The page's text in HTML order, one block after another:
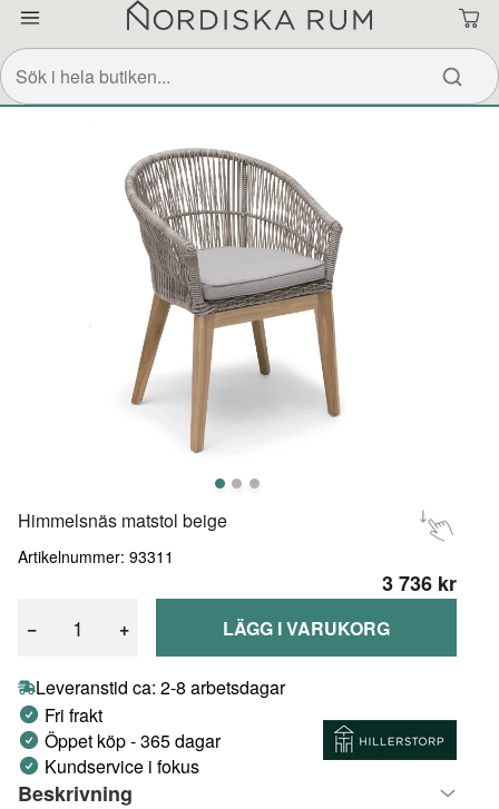
Himmelsnäs matstol beige
Artikelnummer: 93311
3 736 kr
− + LÄGG I VARUKORG
Leveranstid ca: 2-8 arbetsdagar
Fri frakt
Öppet köp - 365 dagar
Kundservice i fokus
Beskrivning